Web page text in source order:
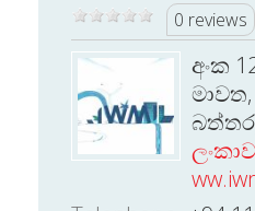
0 reviews
අංක
ලංකාව